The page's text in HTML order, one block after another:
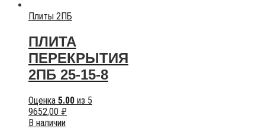
Плиты 2ПБ
ПЛИТА
ПЕРЕКРЫТИЯ
2ПБ 25-15-8
Оценка 5.00 из 5
9652,00 ₽
В наличии